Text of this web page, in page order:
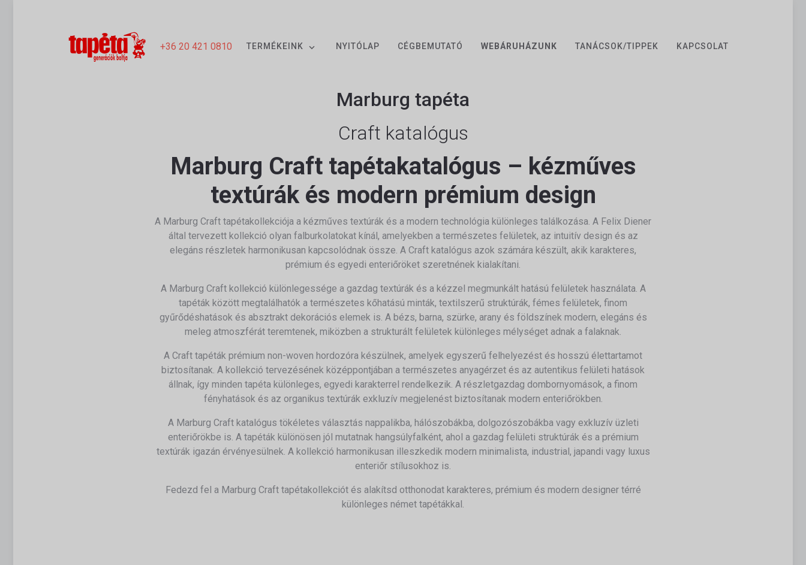
+36 20 421 0810 TERMÉKEINK NYITÓLAP CÉGBEMUTATÓ WEBÁRUHÁZUNK TANÁCSOK/TIPPEK KAPCSOLAT
Marburg tapéta
Craft katalógus
Marburg Craft tapétakatalógus – kézműves
textúrák és modern prémium design
A Marburg Craft tapétakollekciója a kézműves textúrák és a modern technológia különleges találkozása. A Felix Diener
által tervezett kollekció olyan falburkolatokat kínál, amelyekben a természetes felületek, az intuitív design és az
elegáns részletek harmonikusan kapcsolódnak össze. A Craft katalógus azok számára készült, akik karakteres,
prémium és egyedi enteriőröket szeretnének kialakítani.
A Marburg Craft kollekció különlegessége a gazdag textúrák és a kézzel megmunkált hatású felületek használata. A
tapéták között megtalálhatók a természetes kőhatású minták, textilszerű struktúrák, fémes felületek, finom
gyűrődéshatások és absztrakt dekorációs elemek is. A bézs, barna, szürke, arany és földszínek modern, elegáns és
meleg atmoszférát teremtenek, miközben a strukturált felületek különleges mélységet adnak a falaknak.
A Craft tapéták prémium non-woven hordozóra készülnek, amelyek egyszerű felhelyezést és hosszú élettartamot
biztosítanak. A kollekció tervezésének középpontjában a természetes anyagérzet és az autentikus felületi hatások
állnak, így minden tapéta különleges, egyedi karakterrel rendelkezik. A részletgazdag dombornyomások, a finom
fényhatások és az organikus textúrák exkluzív megjelenést biztosítanak modern enteriőrökben.
A Marburg Craft katalógus tökéletes választás nappalikba, hálószobákba, dolgozószobákba vagy exkluzív üzleti
enteriőrökbe is. A tapéták különösen jól mutatnak hangsúlyfalként, ahol a gazdag felületi struktúrák és a prémium
textúrák igazán érvényesülnek. A kollekció harmonikusan illeszkedik modern minimalista, industrial, japandi vagy luxus
enteriőr stílusokhoz is.
Fedezd fel a Marburg Craft tapétakollekciót és alakítsd otthonodat karakteres, prémium és modern designer térré
különleges német tapétákkal.